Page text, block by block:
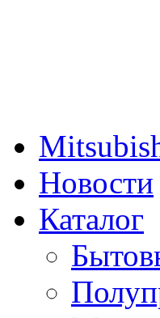
Новости
Каталог